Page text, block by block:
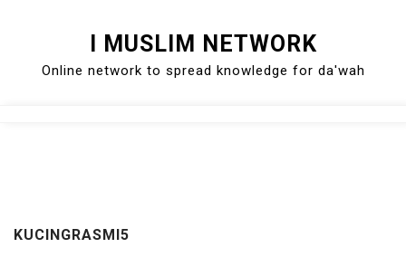
content
I MUSLIM NETWORK
Online network to spread knowledge for da'wah
KUCINGRASMI5